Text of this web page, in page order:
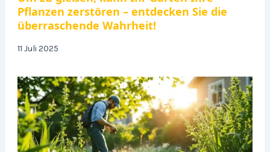
Pflanzen zerstören – entdecken Sie die
überraschende Wahrheit!
11 Juli 2025